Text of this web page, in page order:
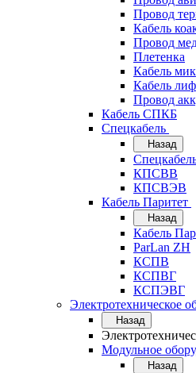
Провод
Кабель
Провод
Плетенка
Кабель
Кабель
Провод
Кабель СПКБ
Спецкабель
Назад
КПСВВ
КПСВЭВ
Кабель Паритет
Назад
Кабель
ParLan ZH
КСПВ
КСПВГ
КСПЭВГ
Электротехническое
Назад
Модульное
Назад